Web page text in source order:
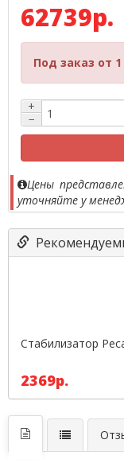
62739р.
Под заказ от
+
−
Цены
уточняйте у
Стабилизатор
2369р.